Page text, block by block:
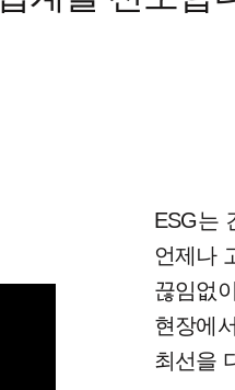
ESG는
언제나
끊임없
현장에
최선을